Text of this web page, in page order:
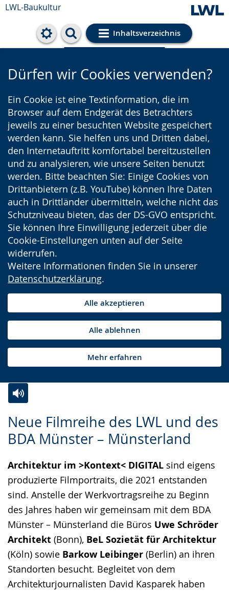
LWL-Baukultur
Inhaltsverzeichnis
Cookie-Einstellungen
Dürfen wir Cookies verwenden?
Ein Cookie ist eine Textinformation, die im
Browser auf dem Endgerät des Betrachters
jeweils zu einer besuchten Website gespeichert
werden kann. Sie helfen uns und Dritten dabei,
den Internetauftritt komfortabel bereitzustellen
und zu analysieren, wie unsere Seiten benutzt
werden. Bitte beachten Sie: Einige Cookies von
Drittanbietern (z.B. YouTube) können Ihre Daten
auch in Drittländer übermitteln, welche nicht das
Schutzniveau bieten, das der DS-GVO entspricht.
Sie können Ihre Einwilligung jederzeit über die
Cookie-Einstellungen unten auf der Seite
widerrufen.
Weitere Informationen finden Sie in unserer
Datenschutzerklärung.
Alle akzeptieren
Alle ablehnen
Mehr erfahren
Neue Filmreihe des LWL und des
BDA Münster – Münsterland
Architektur im >Kontext< DIGITAL sind eigens
produzierte Filmportraits, die 2021 entstanden
sind. Anstelle der Werkvortragsreihe zu Beginn
des Jahres haben wir gemeinsam mit dem BDA
Münster – Münsterland die Büros Uwe Schröder
Architekt (Bonn), BeL Sozietät für Architektur
(Köln) sowie Barkow Leibinger (Berlin) an ihren
Standorten besucht. Begleitet von dem
Architekturjournalisten David Kasparek haben
Leichten
Sprache
Audio-
Unterstützung.
Video
in
Gebärdensprache
wird
angezeigt.